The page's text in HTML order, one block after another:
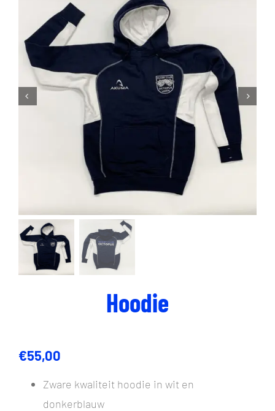
Hoodie
€55,00
Zware kwaliteit hoodie in wit en
donkerblauw